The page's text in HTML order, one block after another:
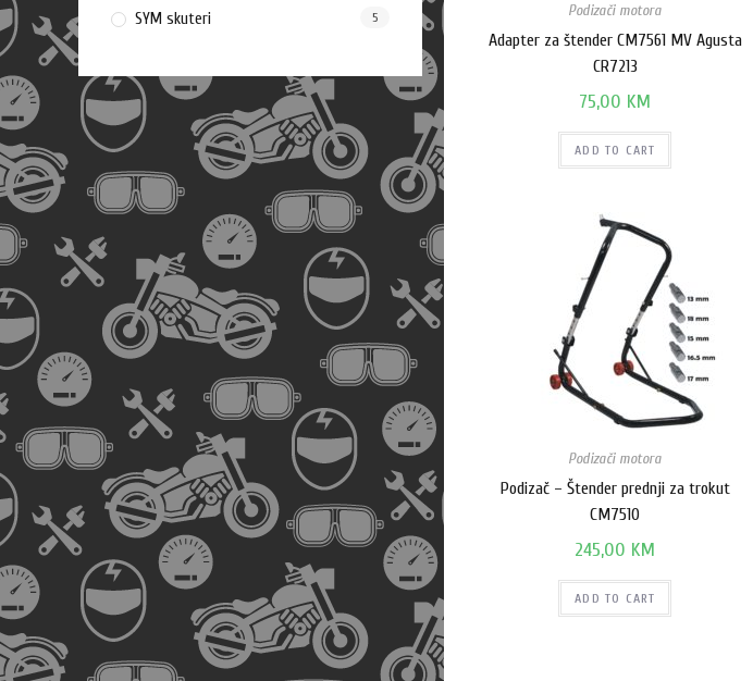
Podizači motora
Adapter za štender CM7561 MV Agusta
CR7213
75,00 KM
ADD TO CART
Podizači motora
Podizač – Štender prednji za trokut
CM7510
245,00 KM
ADD TO CART
SYM skuteri 5